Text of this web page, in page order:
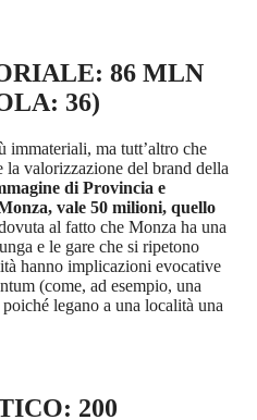
86 MLN
36)
ma tutt’altro che
la valorizzazione del brand della
di Provincia e
vale 50 milioni, quello
al fatto che Monza ha una
e le gare che si ripetono
hanno implicazioni evocative
(come, ad esempio, una
legano a una località una
200